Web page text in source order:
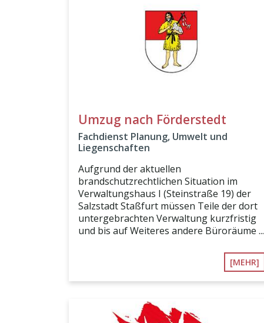
Umzug nach Förderstedt
Fachdienst Planung, Umwelt und
Liegenschaften
Aufgrund der aktuellen
brandschutzrechtlichen Situation im
Verwaltungshaus I (Steinstraße 19) der
Salzstadt Staßfurt müssen Teile der dort
untergebrachten Verwaltung kurzfristig
und bis auf Weiteres andere Büroräume ...
[MEHR]